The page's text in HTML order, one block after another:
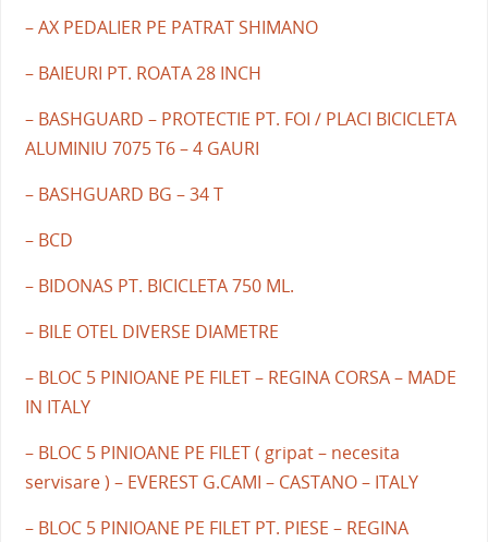
– AX PEDALIER PE PATRAT SHIMANO
– BAIEURI PT. ROATA 28 INCH
– BASHGUARD – PROTECTIE PT. FOI / PLACI BICICLETA
ALUMINIU 7075 T6 – 4 GAURI
– BASHGUARD BG – 34 T
– BCD
– BIDONAS PT. BICICLETA 750 ML.
– BILE OTEL DIVERSE DIAMETRE
– BLOC 5 PINIOANE PE FILET – REGINA CORSA – MADE
IN ITALY
– BLOC 5 PINIOANE PE FILET ( gripat – necesita
servisare ) – EVEREST G.CAMI – CASTANO – ITALY
– BLOC 5 PINIOANE PE FILET PT. PIESE – REGINA